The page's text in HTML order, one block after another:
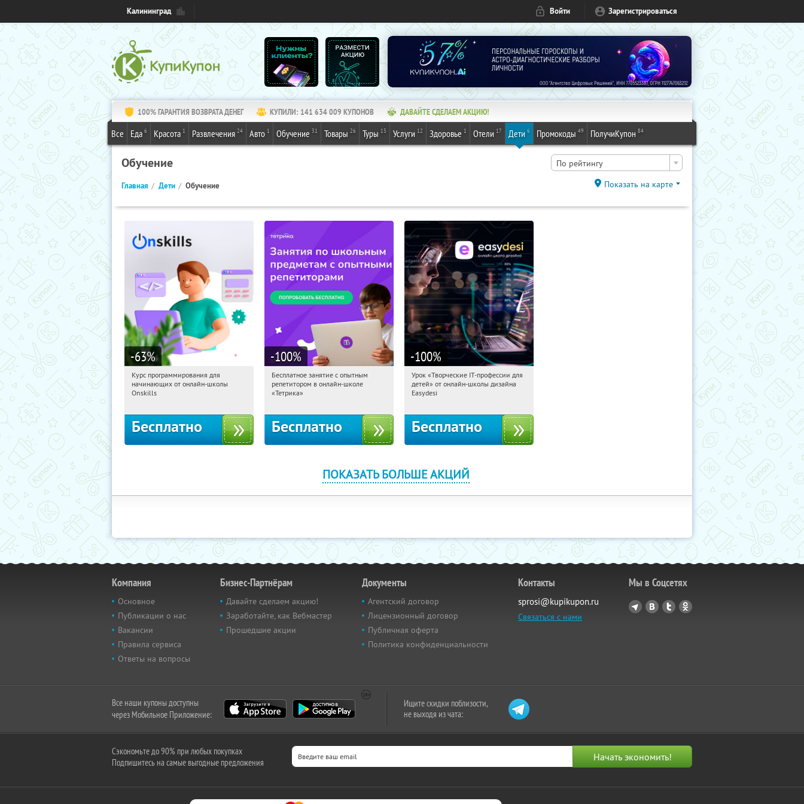
Калининград Войти Зарегистрироваться
100% ГАРАНТИЯ ВОЗВРАТА ДЕНЕГ КУПИЛИ: 141 634 009 КУПОНОВ ДАВАЙТЕ СДЕЛАЕМ АКЦИЮ!
Все Еда 6 Красота 1 Развлечения 24 Авто 1 Обучение 31 Товары 26 Туры 13 Услуги 12 Здоровье 1 Отели 17 Дети 6 Промокоды 49 ПолучиКупон 84
Обучение По рейтингу
Главная Дети Обучение Показать на карте
-63%
16:19:30 Получили:
Россия
Курс программирования для
начинающих от онлайн-школы
Onskills
Бесплатно
-100%
16:19:30 Получили:
Москва, Россия
Бесплатное занятие с опытным
репетитором в онлайн-школе
«Тетрика»
Бесплатно
-100%
16:19:30 Получили:53
Россия
Урок «Творческие IT-профессии для
детей» от онлайн-школы дизайна
Easydesi
Бесплатно
ПОКАЗАТЬ БОЛЬШЕ АКЦИЙ
Компания
Основное
Публикации о нас
Вакансии
Правила сервиса
Ответы на вопросы
Бизнес-Партнёрам
Давайте сделаем акцию!
Заработайте, как Вебмастер
Прошедшие акции
Документы
Агентский договор
Лицензионный договор
Публичная оферта
Политика конфиденциальности
Контакты
sprosi@kupikupon.ru
Связаться с нами
Мы в Соцсетях
Все наши купоны доступны
через Мобильное Приложение:
Ищите скидки поблизости,
не выходя из чата:
Сэкономьте до 90% при любых покупках
Подпишитесь на самые выгодные предложения